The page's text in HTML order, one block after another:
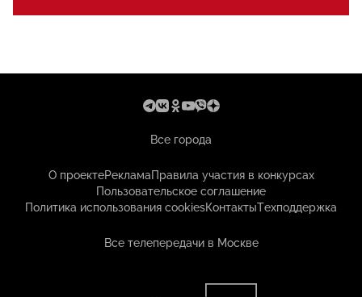
Все города
О проектеРекламаПравила участия в конкурсах
Пользовательское соглашение
Политика использования cookiesКонтактыТехподдержка
Все телепередачи в Москве